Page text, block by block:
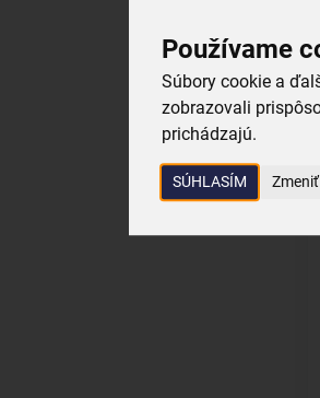
Používame
Súbory cookie a
zobrazovali
prichádzajú.
SÚHLASÍM